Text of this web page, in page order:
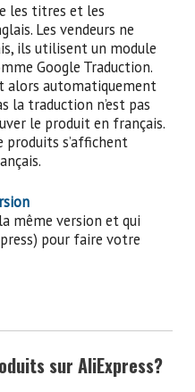
les titres et les
Les vendeurs ne
ils utilisent un module
Google Traduction.
alors automatiquement
la traduction n’est pas
le produit en français.
produits s’affichent
même version et qui
pour faire votre
sur AliExpress?